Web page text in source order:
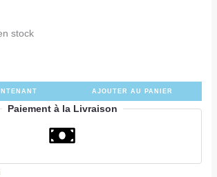
stock
AJOUTER AU PANIER
Paiement à la Livraison